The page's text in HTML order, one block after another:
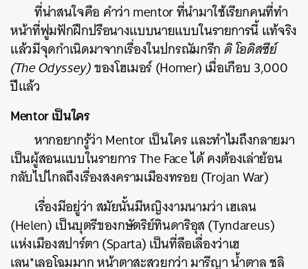
ที่น่าสนใจคือ คำว่า mentor ที่นำมาใช้เรียกคนที่ทำ
หน้าที่ฟูมฟักฝึกปรือนางแบบนายแบบในรายการนี้ แท้จริง
แล้วมีจุดกำเนิดมาจากเรื่องในปกรณัมกรีกดิ โอดิสซีย์
(The Odyssey)ของโฮเมอร์ (Homer) เมื่อเกือบ 3,000
ปีแล้ว
Mentor เป็นใคร
หากอยากรู้ว่า Mentor เป็นใคร และทำไมถึงกลายมา
เป็นผู้สอนแบบในรายการ The Face ได้ คงต้องเล่าย้อน
กลับไปไกลถึงเรื่องสงครามเมืองทรอย (Trojan War)
เรื่องมีอยู่ว่า สมัยนั้นมีหญิงงามนามว่า เฮเลน
(Helen) เป็นบุตรีของกษัตริย์ทินดาริอุส (Tyndareus)
แห่งเมืองสปาร์ตา (Sparta) เป็นที่ลือเลื่องว่าเฮ
เลน*เลอโฉมมาก หน้าตาสะสวยกว่า มารีญา น้ำตาล ชลิ